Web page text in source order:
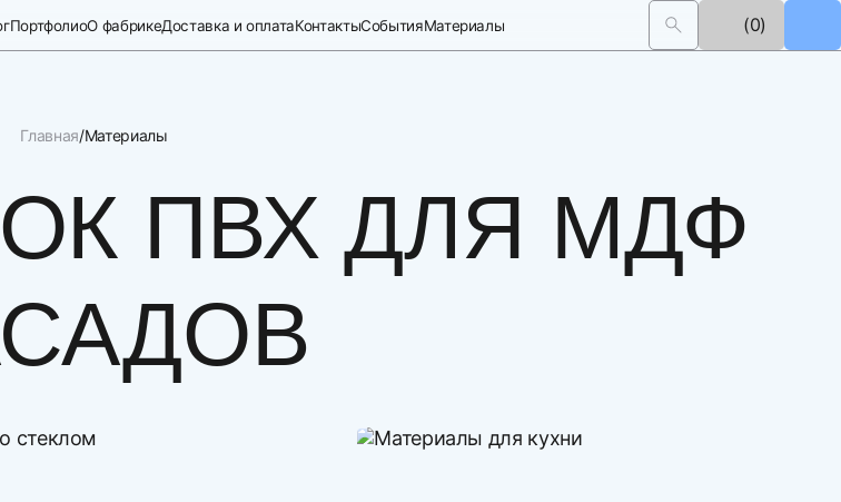
ПортфолиоО фабрикеДоставка и оплатаКонтактыСобытияМатериалы (0)
Главная Материалы
ПВХ ДЛЯ МДФ